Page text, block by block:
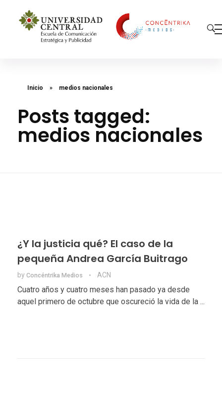
Inicio » medios nacionales
Posts tagged:
medios nacionales
¿Y la justicia qué? El caso de la
pequeña Andrea García Buitrago
by Concéntrika Medios ACN
Cuatro años y cuatro meses han pasado ya desde
aquel primero de octubre que oscureció la vida de la ...